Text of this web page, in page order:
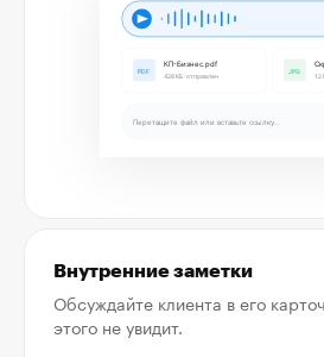
Внутренние заметки
Обсуждайте клиента в его
этого не увидит.